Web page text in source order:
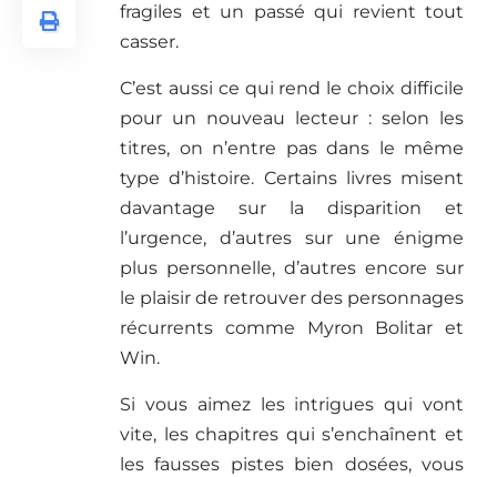
fragiles et un passé qui revient tout
casser.
C’est aussi ce qui rend le choix difficile
pour un nouveau lecteur : selon les
titres, on n’entre pas dans le même
type d’histoire. Certains livres misent
davantage sur la disparition et
l’urgence, d’autres sur une énigme
plus personnelle, d’autres encore sur
le plaisir de retrouver des personnages
récurrents comme Myron Bolitar et
Win.
Si vous aimez les intrigues qui vont
vite, les chapitres qui s’enchaînent et
les fausses pistes bien dosées, vous